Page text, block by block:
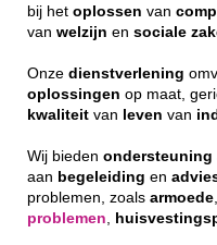
bij het oplossen van
van welzijn en sociale
Onze dienstverlening
oplossingen op maat,
kwaliteit van leven van
Wij bieden ondersteuning
aan begeleiding en
problemen, zoals armoede
problemen